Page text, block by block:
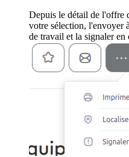
Depuis le détail de l'offre
votre sélection, l'envoyer
de travail et la signaler en